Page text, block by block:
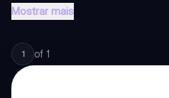
Mostrar mais
1 of 1